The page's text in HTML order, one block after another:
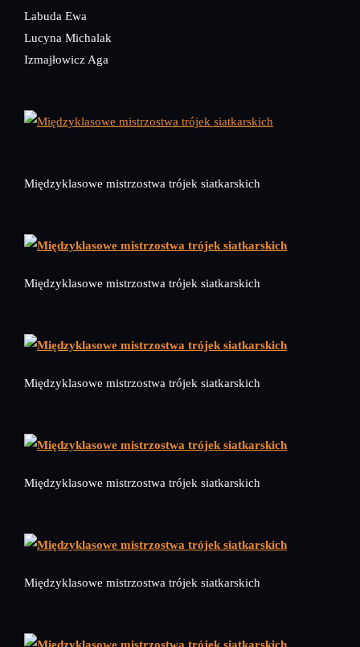
Labuda Ewa
Lucyna Michalak
Izmajłowicz Aga
Międzyklasowe mistrzostwa trójek siatkarskich
Międzyklasowe mistrzostwa trójek siatkarskich
Międzyklasowe mistrzostwa trójek siatkarskich
Międzyklasowe mistrzostwa trójek siatkarskich
Międzyklasowe mistrzostwa trójek siatkarskich